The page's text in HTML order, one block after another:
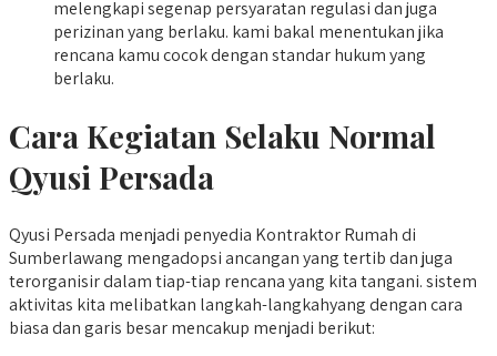
melengkapi segenap persyaratan regulasi dan juga
perizinan yang berlaku. kami bakal menentukan jika
rencana kamu cocok dengan standar hukum yang
berlaku.
Cara Kegiatan Selaku Normal
Qyusi Persada
Qyusi Persada menjadi penyedia Kontraktor Rumah di
Sumberlawang mengadopsi ancangan yang tertib dan juga
terorganisir dalam tiap-tiap rencana yang kita tangani. sistem
aktivitas kita melibatkan langkah-langkahyang dengan cara
biasa dan garis besar mencakup menjadi berikut: